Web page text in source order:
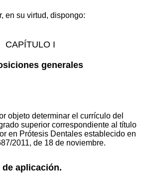
en su virtud, dispongo:
CAPÍTULO I
generales
objeto determinar el currículo del
superior correspondiente al título
en Prótesis Dentales establecido en
2011, de 18 de noviembre.
aplicación.